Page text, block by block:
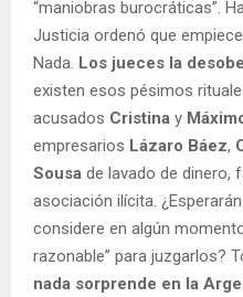
“maniobras burocráticas”.
Justicia ordenó que
Nada. Los jueces la
existen esos pésimos
acusados Cristina y
empresarios Lázaro Báez,
Sousa de lavado de dinero,
asociación ilícita.
considere en algún
razonable” para juzgarlos?
nada sorprende en la